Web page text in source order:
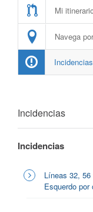
Mi
Navega
Incidencias
Incidencias
Incidencias
Líneas 32,
Esquerdo por